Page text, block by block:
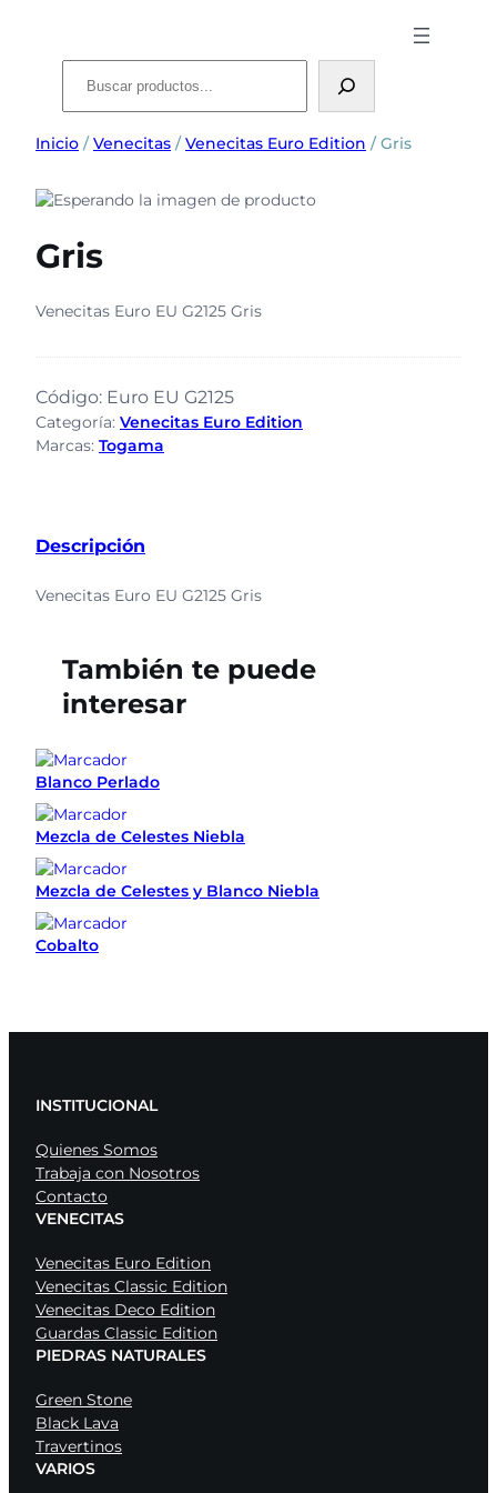
Buscar
Inicio /Venecitas /Venecitas Euro Edition / Gris
Gris
Venecitas Euro EU G2125 Gris
Código: Euro EU G2125
Categoría: Venecitas Euro Edition
Marcas: Togama
Descripción
Venecitas Euro EU G2125 Gris
También te puede
interesar
Blanco Perlado
Mezcla de Celestes Niebla
Mezcla de Celestes y Blanco Niebla
Cobalto
INSTITUCIONAL
Quienes Somos
Trabaja con Nosotros
Contacto
VENECITAS
Venecitas Euro Edition
Venecitas Classic Edition
Venecitas Deco Edition
Guardas Classic Edition
PIEDRAS NATURALES
Green Stone
Black Lava
Travertinos
VARIOS